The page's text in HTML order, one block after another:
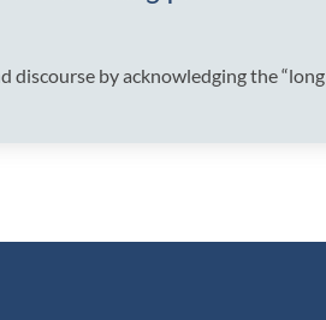
discourse by acknowledging the “long